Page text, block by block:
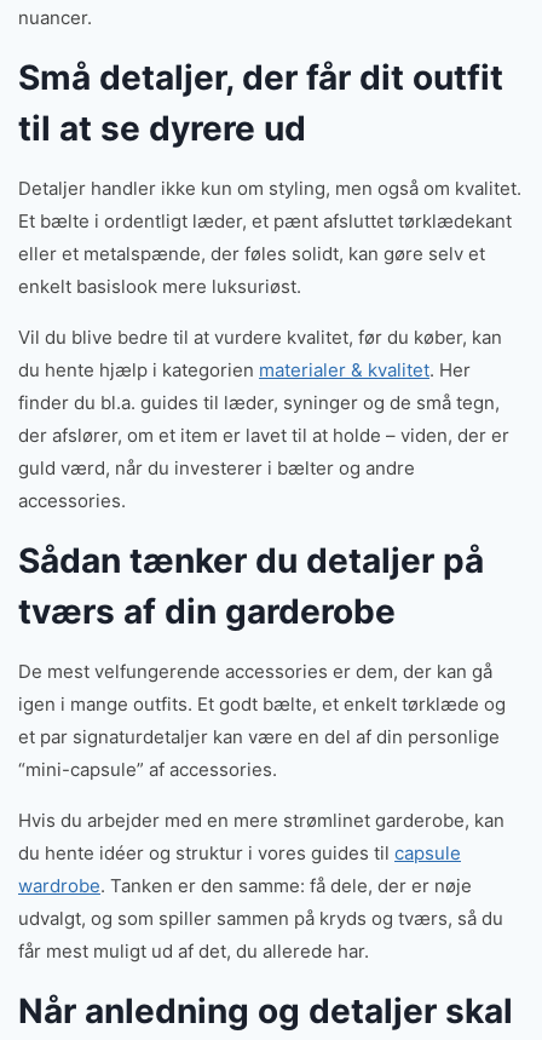
nuancer.
Små detaljer, der får dit outfit
til at se dyrere ud
Detaljer handler ikke kun om styling, men også om kvalitet.
Et bælte i ordentligt læder, et pænt afsluttet tørklædekant
eller et metalspænde, der føles solidt, kan gøre selv et
enkelt basislook mere luksuriøst.
Vil du blive bedre til at vurdere kvalitet, før du køber, kan
du hente hjælp i kategorien materialer & kvalitet. Her
finder du bl.a. guides til læder, syninger og de små tegn,
der afslører, om et item er lavet til at holde – viden, der er
guld værd, når du investerer i bælter og andre
accessories.
Sådan tænker du detaljer på
tværs af din garderobe
De mest velfungerende accessories er dem, der kan gå
igen i mange outfits. Et godt bælte, et enkelt tørklæde og
et par signaturdetaljer kan være en del af din personlige
“mini-capsule” af accessories.
Hvis du arbejder med en mere strømlinet garderobe, kan
du hente idéer og struktur i vores guides til capsule
wardrobe. Tanken er den samme: få dele, der er nøje
udvalgt, og som spiller sammen på kryds og tværs, så du
får mest muligt ud af det, du allerede har.
Når anledning og detaljer skal